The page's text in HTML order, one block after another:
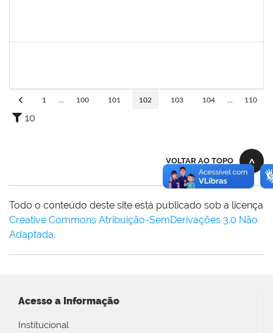
1 100 101 102 103 104 110
10
VOLTAR AO TOPO
Todo o conteúdo deste site está publicado sob a licença
Creative Commons Atribuição-SemDerivações 3.0 Não
Adaptada.
Acesso a Informação
Institucional